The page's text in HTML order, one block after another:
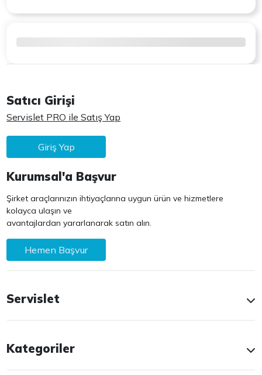
Satıcı Girişi
Servislet PRO ile Satış Yap
Giriş Yap
Kurumsal'a Başvur
Şirket araçlarınızın ihtiyaçlarına uygun ürün ve hizmetlere
kolayca ulaşın ve
avantajlardan yararlanarak satın alın.
Hemen Başvur
Servislet
Kategoriler